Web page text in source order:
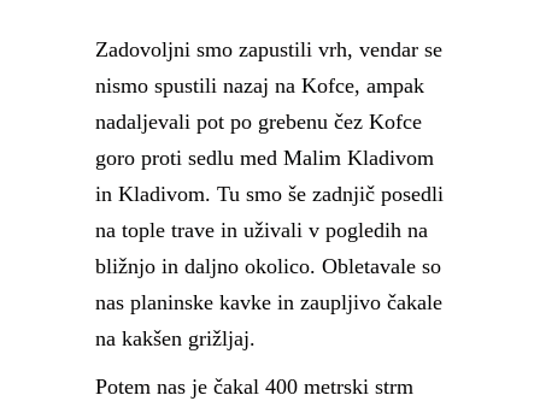
Zadovoljni smo zapustili vrh, vendar se
nismo spustili nazaj na Kofce, ampak
nadaljevali pot po grebenu čez Kofce
goro proti sedlu med Malim Kladivom
in Kladivom. Tu smo še zadnjič posedli
na tople trave in uživali v pogledih na
bližnjo in daljno okolico. Obletavale so
nas planinske kavke in zaupljivo čakale
na kakšen grižljaj.
Potem nas je čakal 400 metrski strm